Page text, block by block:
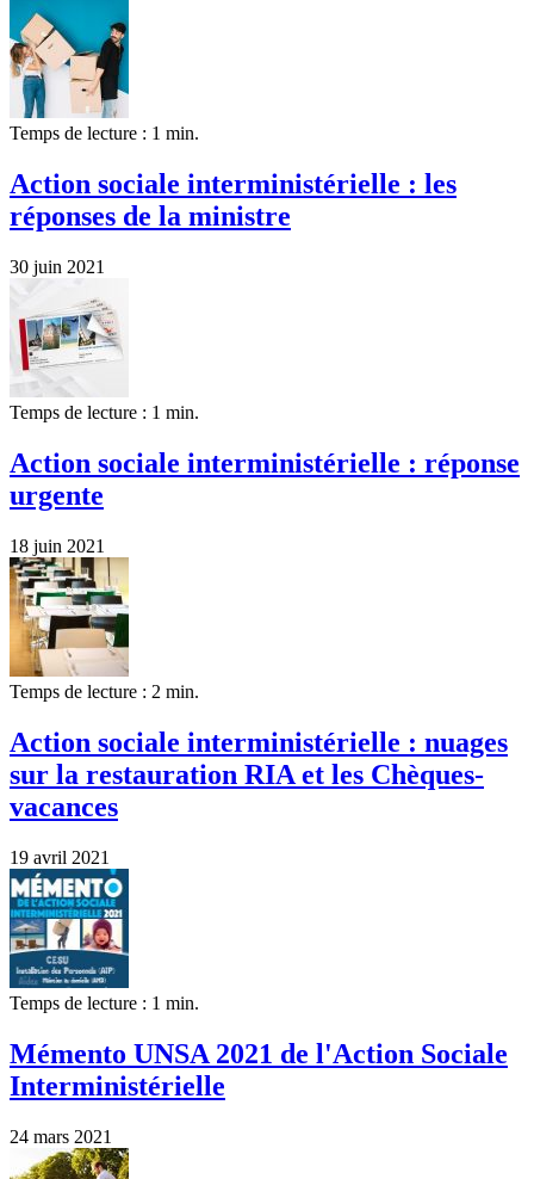
Temps de lecture : 1 min.
Action sociale interministérielle : les
réponses de la ministre
30 juin 2021
Temps de lecture : 1 min.
Action sociale interministérielle : réponse
urgente
18 juin 2021
Temps de lecture : 2 min.
Action sociale interministérielle : nuages
sur la restauration RIA et les Chèques-
vacances
19 avril 2021
Temps de lecture : 1 min.
Mémento UNSA 2021 de l'Action Sociale
Interministérielle
24 mars 2021